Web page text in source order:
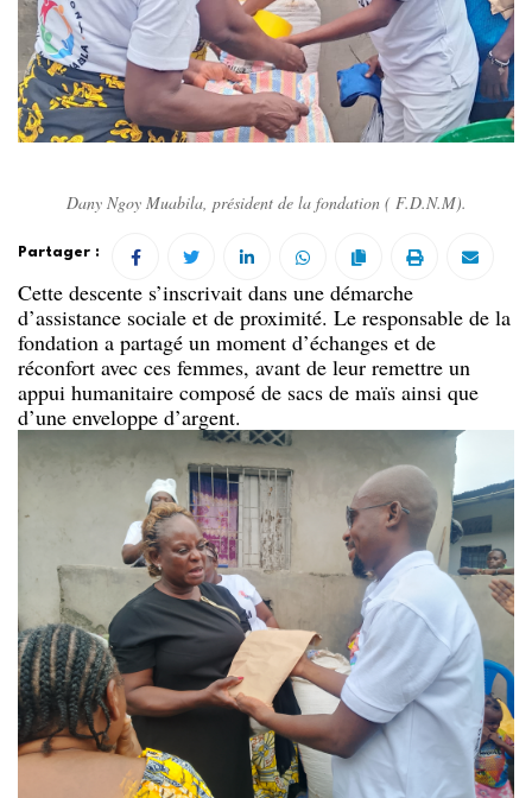
Dany Ngoy Muabila, président de la fondation ( F.D.N.M).
Partager :
Cette descente s’inscrivait dans une démarche
d’assistance sociale et de proximité. Le responsable de la
fondation a partagé un moment d’échanges et de
réconfort avec ces femmes, avant de leur remettre un
appui humanitaire composé de sacs de maïs ainsi que
d’une enveloppe d’argent.